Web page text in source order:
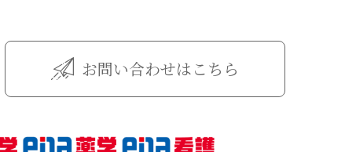
お問い合わせはこちら